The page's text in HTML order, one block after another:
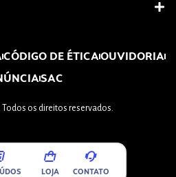
CÓDIGO DE ÉTICAOUVIDORIA
SAC
Todos os direitos reservados.
LOJA CONTATO